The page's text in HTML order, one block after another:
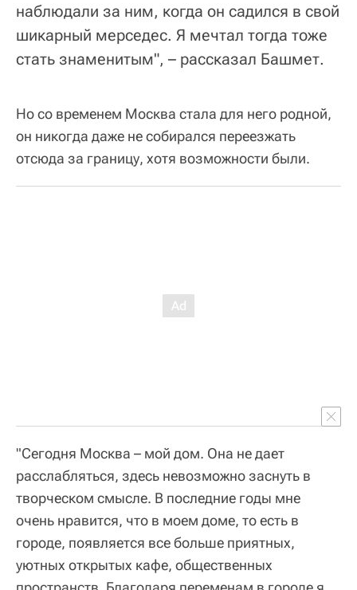
наблюдали за ним, когда он садился в свой
шикарный мерседес. Я мечтал тогда тоже
стать знаменитым", – рассказал Башмет.
Но со временем Москва стала для него родной,
он никогда даже не собирался переезжать
отсюда за границу, хотя возможности были.
"Сегодня Москва – мой дом. Она не дает
расслабляться, здесь невозможно заснуть в
творческом смысле. В последние годы мне
очень нравится, что в моем доме, то есть в
городе, появляется все больше приятных,
уютных открытых кафе, общественных